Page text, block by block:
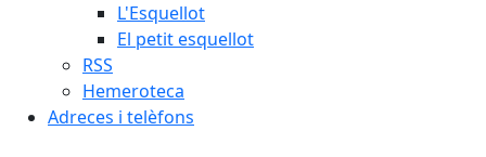
L'Esquellot
El petit esquellot
RSS
Hemeroteca
Adreces i telèfons